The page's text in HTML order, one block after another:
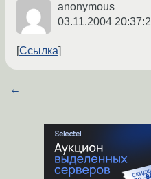
anonymous
03.11.2004
Ссылка
←